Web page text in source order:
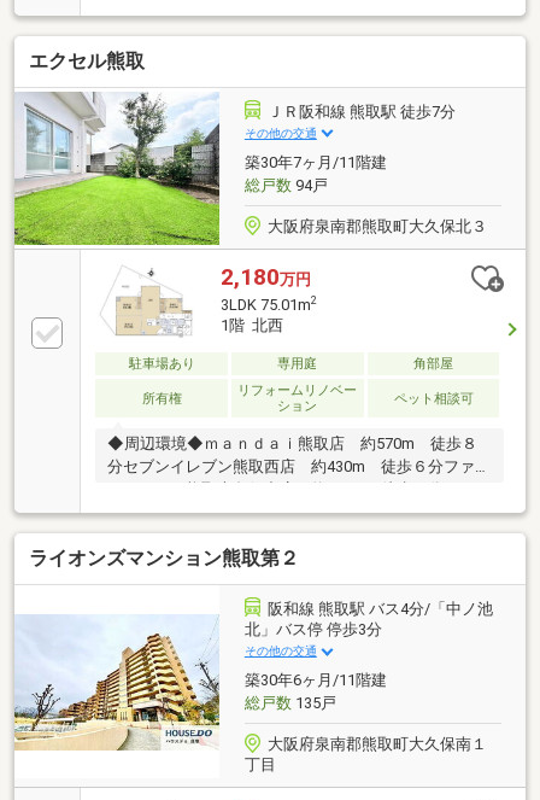
にフルリノベーションを行っており、現在も非常にキ
レイで即入居可能な物件となっております！是非一度
室内をご覧ください♪お問い合わせお待ちいたしてお
ります！************************※令和8年度固定資産
税額 年間￥74300円※町内会費300円/月※リフォーム
内容【システムキッチン、ユニットバス、洗面化粧
台、トイレ新調・クロス、床張替え・建具新調等】
エクセル熊取
ＪＲ阪和線 熊取駅 徒歩7分
その他の交通
築30年7ヶ月/11階建
総戸数94戸
大阪府泉南郡熊取町大久保北３
2,180万円
3LDK 75.01m2
1階 北西
駐車場あり 専用庭 角部屋
所有権
リフォームリノベー
ション
ペット相談可
◆周辺環境◆ｍａｎｄａｉ熊取店 約570m 徒歩８
分セブンイレブン熊取西店 約430m 徒歩６分ファミ
う薬局熊取店 約510m 徒歩７分一般病院 内科 とち
はらクリニック 約520m 徒歩７分一般病院 消化器
科 永山病院 約610m 徒歩８分◆幼稚園・保育園・
小学校・中学校◆すみれ保育園 約160m 徒歩２分
幼保連携型認定こども園フレンド幼稚園(こども園) 約
1000m 徒歩１３分熊取町立熊取西小学校 約
1.9km 徒歩２４分熊取町立熊取中学校 約2.0 km
徒歩２５分
ライオンズマンション熊取第２
阪和線 熊取駅 バス4分/「中ノ池
北」バス停 停歩3分
その他の交通
築30年6ヶ月/11階建
総戸数135戸
大阪府泉南郡熊取町大久保南１
丁目